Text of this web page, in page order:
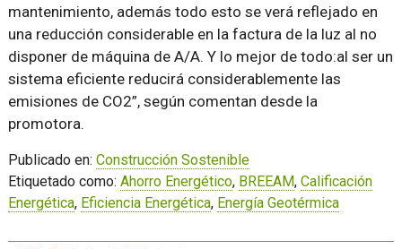
mantenimiento, además todo esto se verá reflejado en
una reducción considerable en la factura de la luz al no
disponer de máquina de A/A. Y lo mejor de todo:al ser un
sistema eficiente reducirá considerablemente las
emisiones de CO2 , según comentan desde la
promotora.
Publicado en: Construcción Sostenible
Etiquetado como: Ahorro Energético, BREEAM, Calificación
Energética, Eficiencia Energética, Energía Geotérmica